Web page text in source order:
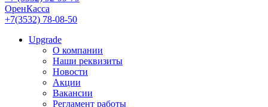
ОренКасса
+7(3532) 78-08-50
Upgrade
О компании
Наши реквизиты
Новости
Акции
Вакансии
Регламент работы